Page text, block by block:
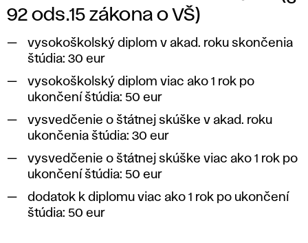
92 ods.15 zákona o VŠ)
vysokoškolský diplom v akad. roku skončenia
štúdia: 30 eur
vysokoškolský diplom viac ako 1 rok po
ukončení štúdia: 50 eur
vysvedčenie o štátnej skúške v akad. roku
ukončenia štúdia: 30 eur
vysvedčenie o štátnej skúške viac ako 1 rok po
ukončení štúdia: 50 eur
dodatok k diplomu viac ako 1 rok po ukončení
štúdia: 50 eur